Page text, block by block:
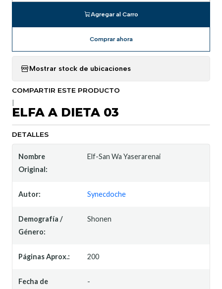
Agregar al Carro
Comprar ahora
Mostrar stock de ubicaciones
COMPARTIR ESTE PRODUCTO
ELFA A DIETA 03
DETALLES
Nombre
Original:
Elf-San Wa Yaserarenai
Autor: Synecdoche
Demografía /
Género:
Shonen
Páginas Aprox.: 200
Fecha de
-